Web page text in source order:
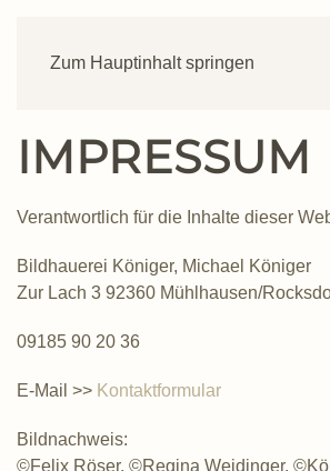
Zum Hauptinhalt springen
IMPRESSUM
Verantwortlich für die Inhalte dieser
Bildhauerei Königer, Michael Königer
Zur Lach 3 92360 Mühlhausen/
09185 90 20 36
E-Mail >> Kontaktformular
Bildnachweis:
©Felix Röser, ©Regina Weidinger,